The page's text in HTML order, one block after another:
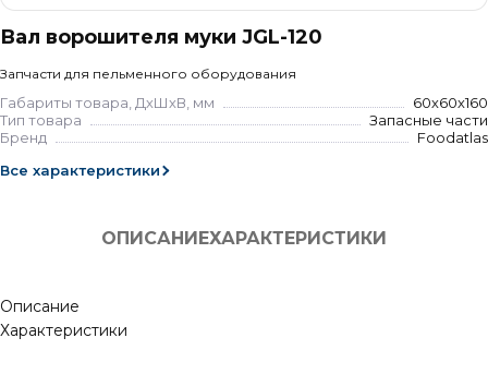
Вал ворошителя муки JGL-120
Запчасти для пельменного оборудования
Габариты товара, ДхШхВ, мм
60х60х160
Тип товара
Запасные части
Бренд
Foodatlas
Все характеристики
ОПИСАНИЕХАРАКТЕРИСТИКИ
Описание
Характеристики